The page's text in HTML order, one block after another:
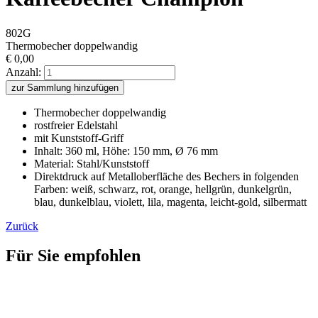
802G
Thermobecher doppelwandig
€ 0,00
Anzahl:
zur Sammlung hinzufügen
Thermobecher doppelwandig
rostfreier Edelstahl
mit Kunststoff-Griff
Inhalt: 360 ml, Höhe: 150 mm, Ø 76 mm
Material: Stahl/Kunststoff
Direktdruck auf Metalloberfläche des Bechers in folgenden
Farben: weiß, schwarz, rot, orange, hellgrün, dunkelgrün,
blau, dunkelblau, violett, lila, magenta, leicht-gold, silbermatt
Zurück
Für Sie empfohlen